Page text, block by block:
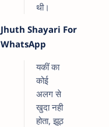
थी।
Jhuth Shayari For
WhatsApp
यकीं का
कोई
अलग से
खुदा नही
होता, झूठ